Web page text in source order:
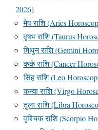
2026)
मेष राशि (Aries
वृषभ राशि (Taurus
मिथुन राशि (Gemini
कर्क राशि (Cancer
सिंह राशि (Leo
कन्या राशि (Virgo
तुला राशि (Libra
वृश्चिक राशि (Scorpio